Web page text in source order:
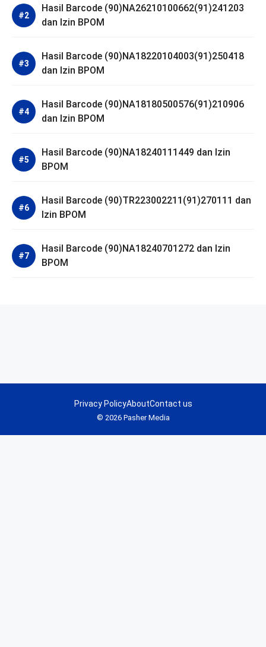
Hasil Barcode (90)NA26210100662(91)241203
dan Izin BPOM
Hasil Barcode (90)NA18220104003(91)250418
dan Izin BPOM
Hasil Barcode (90)NA18180500576(91)210906
dan Izin BPOM
Hasil Barcode (90)NA18240111449 dan Izin
BPOM
Hasil Barcode (90)TR223002211(91)270111 dan
Izin BPOM
Hasil Barcode (90)NA18240701272 dan Izin
BPOM
© 2026 Pasher Media
Privacy PolicyAboutContact us